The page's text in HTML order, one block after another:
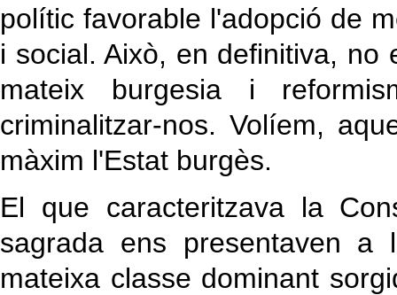
polític favorable l'adopció de
i social. Això, en definitiva,
mateix burgesia i
criminalitzar-nos. Volíem,
màxim l'Estat burgès.
El que caracteritzava la
sagrada ens presentaven
mateixa classe dominant